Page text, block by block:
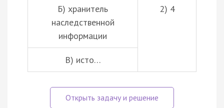
Б) хранитель
наследственной
информации
2) 4
В) исто…